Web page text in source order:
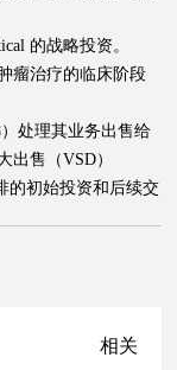
的战略投资。
瘤治疗的临床阶段
处理其业务出售给
出售（VSD）
的初始投资和后续交
单位
股有限公司（纳斯达
相关